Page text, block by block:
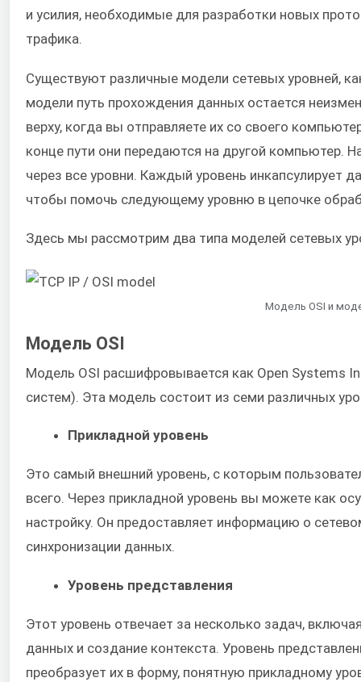
и усилия, необходимые для разработки новых
трафика.
Существуют различные модели сетевых уровней,
модели путь прохождения данных остается
верху, когда вы отправляете их со своего
конце пути они передаются на другой компьютер.
через все уровни. Каждый уровень инкапсулирует
чтобы помочь следующему уровню в цепочке
Здесь мы рассмотрим два типа моделей сетевых
Модель OSI и
Модель OSI
Модель OSI расшифровывается как Open Systems
систем). Эта модель состоит из семи различных
Прикладной уровень
Это самый внешний уровень, с которым
всего. Через прикладной уровень вы можете как
настройку. Он предоставляет информацию о
синхронизации данных.
Уровень представления
Этот уровень отвечает за несколько задач,
данных и создание контекста. Уровень
преобразует их в форму, понятную прикладному